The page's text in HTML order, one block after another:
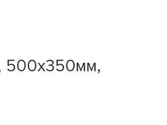
500х350мм,